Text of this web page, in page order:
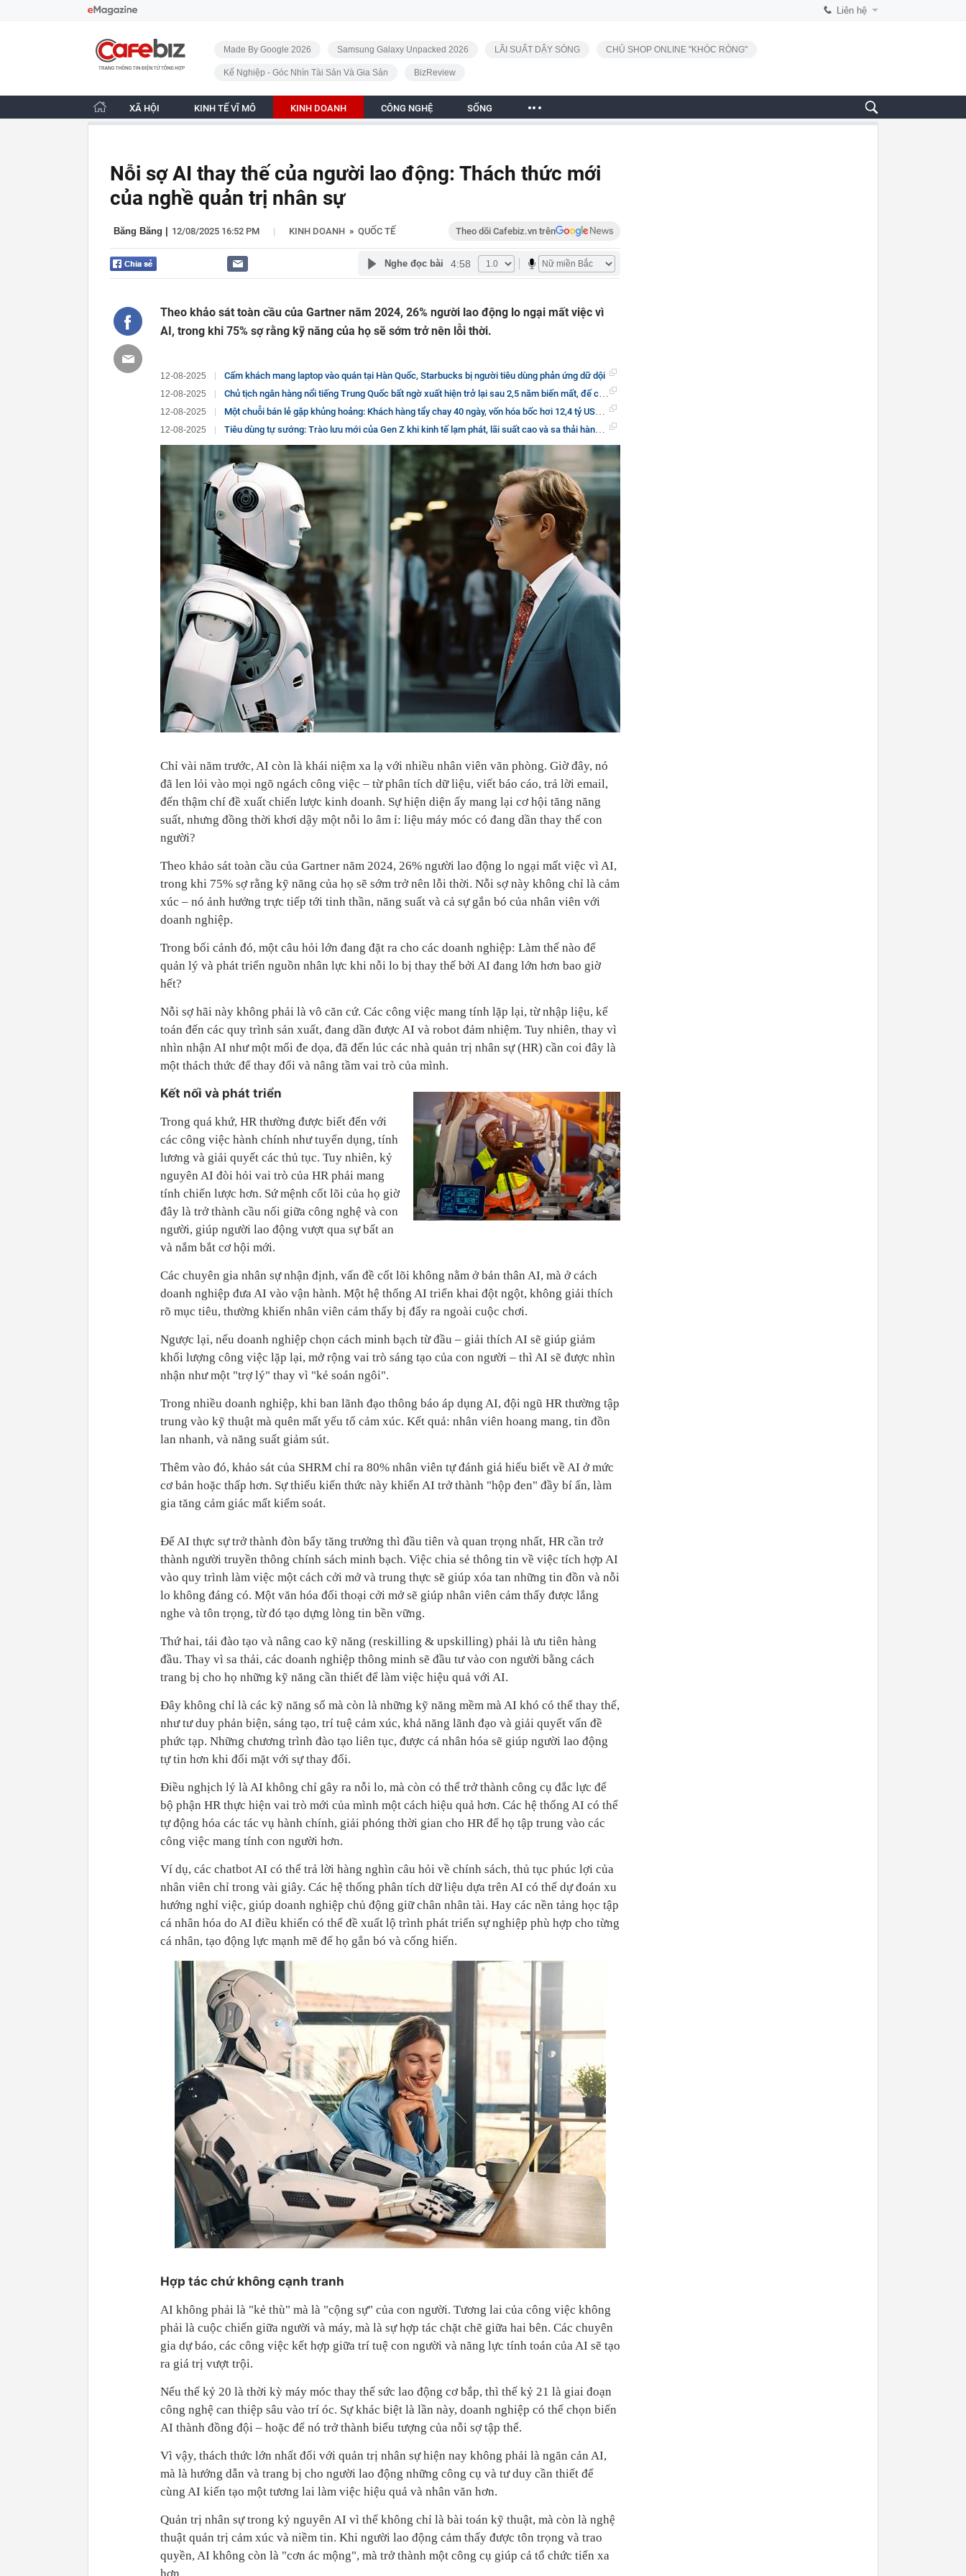
Liên hệ
CafeBiz - Trang chủ
Made By Google 2026 Samsung Galaxy Unpacked 2026 LÃI SUẤT DẬY SÓNG CHỦ SHOP ONLINE "KHÓC RÒNG"
Kế Nghiệp - Góc Nhìn Tài Sản Và Gia Sản BizReview
XÃ HỘI KINH TẾ VĨ MÔ KINH DOANH CÔNG NGHỆ SỐNG
Nỗi sợ AI thay thế của người lao động: Thách thức mới
của nghề quản trị nhân sự
Băng Băng 12/08/2025 16:52 PM | KINH DOANH » QUỐC TẾ Theo dõi Cafebiz.vn trên
Nghe đọc bài 4:58
Theo khảo sát toàn cầu của Gartner năm 2024, 26% người lao động lo ngại mất việc vì
AI, trong khi 75% sợ rằng kỹ năng của họ sẽ sớm trở nên lỗi thời.
12-08-2025 Cấm khách mang laptop vào quán tại Hàn Quốc, Starbucks bị người tiêu dùng phản ứng dữ dội
12-08-2025 Chủ tịch ngân hàng nổi tiếng Trung Quốc bất ngờ xuất hiện trở lại sau 2,5 năm biến mất, đế chế 2 tỷ USD sắp có biến động lớn?
12-08-2025 Một chuỗi bán lẻ gặp khủng hoảng: Khách hàng tẩy chay 40 ngày, vốn hóa bốc hơi 12,4 tỷ USD, 40% nhân viên mất niềm tin vào tương lai
12-08-2025 Tiêu dùng tự sướng: Trào lưu mới của Gen Z khi kinh tế lạm phát, lãi suất cao và sa thải hàng loạt
Chỉ vài năm trước, AI còn là khái niệm xa lạ với nhiều nhân viên văn phòng. Giờ đây, nó
đã len lỏi vào mọi ngõ ngách công việc – từ phân tích dữ liệu, viết báo cáo, trả lời email,
đến thậm chí đề xuất chiến lược kinh doanh. Sự hiện diện ấy mang lại cơ hội tăng năng
suất, nhưng đồng thời khơi dậy một nỗi lo âm ỉ: liệu máy móc có đang dần thay thế con
người?
Theo khảo sát toàn cầu của Gartner năm 2024, 26% người lao động lo ngại mất việc vì AI,
trong khi 75% sợ rằng kỹ năng của họ sẽ sớm trở nên lỗi thời. Nỗi sợ này không chỉ là cảm
xúc – nó ảnh hưởng trực tiếp tới tinh thần, năng suất và cả sự gắn bó của nhân viên với
doanh nghiệp.
Trong bối cảnh đó, một câu hỏi lớn đang đặt ra cho các doanh nghiệp: Làm thế nào để
quản lý và phát triển nguồn nhân lực khi nỗi lo bị thay thế bởi AI đang lớn hơn bao giờ
hết?
Nỗi sợ hãi này không phải là vô căn cứ. Các công việc mang tính lặp lại, từ nhập liệu, kế
toán đến các quy trình sản xuất, đang dần được AI và robot đảm nhiệm. Tuy nhiên, thay vì
nhìn nhận AI như một mối đe dọa, đã đến lúc các nhà quản trị nhân sự (HR) cần coi đây là
một thách thức để thay đổi và nâng tầm vai trò của mình.
Kết nối và phát triển
Trong quá khứ, HR thường được biết đến với
các công việc hành chính như tuyển dụng, tính
lương và giải quyết các thủ tục. Tuy nhiên, kỷ
nguyên AI đòi hỏi vai trò của HR phải mang
tính chiến lược hơn. Sứ mệnh cốt lõi của họ giờ
đây là trở thành cầu nối giữa công nghệ và con
người, giúp người lao động vượt qua sự bất an
và nắm bắt cơ hội mới.
Các chuyên gia nhân sự nhận định, vấn đề cốt lõi không nằm ở bản thân AI, mà ở cách
doanh nghiệp đưa AI vào vận hành. Một hệ thống AI triển khai đột ngột, không giải thích
rõ mục tiêu, thường khiến nhân viên cảm thấy bị đẩy ra ngoài cuộc chơi.
Ngược lại, nếu doanh nghiệp chọn cách minh bạch từ đầu – giải thích AI sẽ giúp giảm
khối lượng công việc lặp lại, mở rộng vai trò sáng tạo của con người – thì AI sẽ được nhìn
nhận như một "trợ lý" thay vì "kẻ soán ngôi".
Trong nhiều doanh nghiệp, khi ban lãnh đạo thông báo áp dụng AI, đội ngũ HR thường tập
trung vào kỹ thuật mà quên mất yếu tố cảm xúc. Kết quả: nhân viên hoang mang, tin đồn
lan nhanh, và năng suất giảm sút.
Thêm vào đó, khảo sát của SHRM chỉ ra 80% nhân viên tự đánh giá hiểu biết về AI ở mức
cơ bản hoặc thấp hơn. Sự thiếu kiến thức này khiến AI trở thành "hộp đen" đầy bí ẩn, làm
gia tăng cảm giác mất kiểm soát.
Để AI thực sự trở thành đòn bẩy tăng trưởng thì đầu tiên và quan trọng nhất, HR cần trở
thành người truyền thông chính sách minh bạch. Việc chia sẻ thông tin về việc tích hợp AI
vào quy trình làm việc một cách cởi mở và trung thực sẽ giúp xóa tan những tin đồn và nỗi
lo không đáng có. Một văn hóa đối thoại cởi mở sẽ giúp nhân viên cảm thấy được lắng
nghe và tôn trọng, từ đó tạo dựng lòng tin bền vững.
Thứ hai, tái đào tạo và nâng cao kỹ năng (reskilling & upskilling) phải là ưu tiên hàng
đầu. Thay vì sa thải, các doanh nghiệp thông minh sẽ đầu tư vào con người bằng cách
trang bị cho họ những kỹ năng cần thiết để làm việc hiệu quả với AI.
Đây không chỉ là các kỹ năng số mà còn là những kỹ năng mềm mà AI khó có thể thay thế,
như tư duy phản biện, sáng tạo, trí tuệ cảm xúc, khả năng lãnh đạo và giải quyết vấn đề
phức tạp. Những chương trình đào tạo liên tục, được cá nhân hóa sẽ giúp người lao động
tự tin hơn khi đối mặt với sự thay đổi.
Điều nghịch lý là AI không chỉ gây ra nỗi lo, mà còn có thể trở thành công cụ đắc lực để
bộ phận HR thực hiện vai trò mới của mình một cách hiệu quả hơn. Các hệ thống AI có thể
tự động hóa các tác vụ hành chính, giải phóng thời gian cho HR để họ tập trung vào các
công việc mang tính con người hơn.
Ví dụ, các chatbot AI có thể trả lời hàng nghìn câu hỏi về chính sách, thủ tục phúc lợi của
nhân viên chỉ trong vài giây. Các hệ thống phân tích dữ liệu dựa trên AI có thể dự đoán xu
hướng nghỉ việc, giúp doanh nghiệp chủ động giữ chân nhân tài. Hay các nền tảng học tập
cá nhân hóa do AI điều khiển có thể đề xuất lộ trình phát triển sự nghiệp phù hợp cho từng
cá nhân, tạo động lực mạnh mẽ để họ gắn bó và cống hiến.
Hợp tác chứ không cạnh tranh
AI không phải là "kẻ thù" mà là "cộng sự" của con người. Tương lai của công việc không
phải là cuộc chiến giữa người và máy, mà là sự hợp tác chặt chẽ giữa hai bên. Các chuyên
gia dự báo, các công việc kết hợp giữa trí tuệ con người và năng lực tính toán của AI sẽ tạo
ra giá trị vượt trội.
Nếu thế kỷ 20 là thời kỳ máy móc thay thế sức lao động cơ bắp, thì thế kỷ 21 là giai đoạn
công nghệ can thiệp sâu vào trí óc. Sự khác biệt là lần này, doanh nghiệp có thể chọn biến
AI thành đồng đội – hoặc để nó trở thành biểu tượng của nỗi sợ tập thể.
Vì vậy, thách thức lớn nhất đối với quản trị nhân sự hiện nay không phải là ngăn cản AI,
mà là hướng dẫn và trang bị cho người lao động những công cụ và tư duy cần thiết để
cùng AI kiến tạo một tương lai làm việc hiệu quả và nhân văn hơn.
Quản trị nhân sự trong kỷ nguyên AI vì thế không chỉ là bài toán kỹ thuật, mà còn là nghệ
thuật quản trị cảm xúc và niềm tin. Khi người lao động cảm thấy được tôn trọng và trao
quyền, AI không còn là "cơn ác mộng", mà trở thành một công cụ giúp cả tổ chức tiến xa